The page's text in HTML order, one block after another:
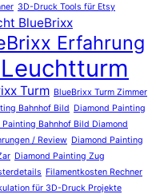
3D-Druck Tools für Etsy
BlueBrixx
Erfahrung
Turm BlueBrixx Turm Zimmer
Bahnhof Bild Diamond Painting
Bahnhof Bild Diamond
/ Review Diamond Painting
Diamond Painting Zug
Filamentkosten Rechner
für 3D-Druck Projekte